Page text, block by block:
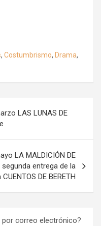
, Costumbrismo, Drama,
LAS LUNAS DE
LA MALDICIÓN DE
segunda entrega de la
DE BERETH
correo electrónico?